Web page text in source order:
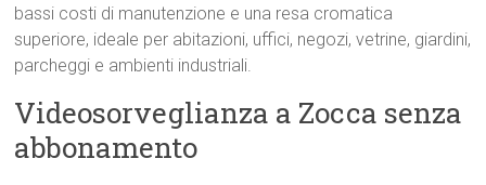
bassi costi di manutenzione e una resa cromatica
superiore, ideale per abitazioni, uffici, negozi, vetrine, giardini,
parcheggi e ambienti industriali.
Videosorveglianza a Zocca senza
abbonamento